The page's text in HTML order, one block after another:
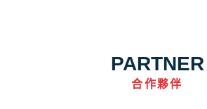
PARTNER
合作夥伴